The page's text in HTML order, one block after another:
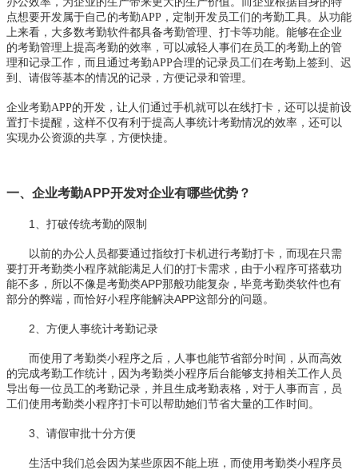
点想要开发属于自己的考勤APP，定制开发员工们的考勤工具。从功能
上来看，大多数考勤软件都具备考勤管理、打卡等功能。能够在企业
的考勤管理上提高考勤的效率，可以减轻人事们在员工的考勤上的管
理和记录工作，而且通过考勤APP合理的记录员工们在考勤上签到、迟
到、请假等基本的情况的记录，方便记录和管理。
企业考勤APP的开发，让人们通过手机就可以在线打卡，还可以提前设
置打卡提醒，这样不仅有利于提高人事统计考勤情况的效率，还可以
实现办公资源的共享，方便快捷。
一、企业考勤APP开发对企业有哪些优势？
1、打破传统考勤的限制
以前的办公人员都要通过指纹打卡机进行考勤打卡，而现在只需
要打开考勤类小程序就能满足人们的打卡需求，由于小程序可搭载功
能不多，所以不像是考勤类APP那般功能复杂，毕竟考勤类软件也有
部分的弊端，而恰好小程序能解决APP这部分的问题。
2、方便人事统计考勤记录
而使用了考勤类小程序之后，人事也能节省部分时间，从而高效
的完成考勤工作统计，因为考勤类小程序后台能够支持相关工作人员
导出每一位员工的考勤记录，并且生成考勤表格，对于人事而言，员
工们使用考勤类小程序打卡可以帮助她们节省大量的工作时间。
3、请假审批十分方便
生活中我们总会因为某些原因不能上班，而使用考勤类小程序员